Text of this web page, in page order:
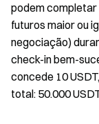
podem completar
futuros maior ou
negociação)
check-in bem-
concede 10
total: 50.000